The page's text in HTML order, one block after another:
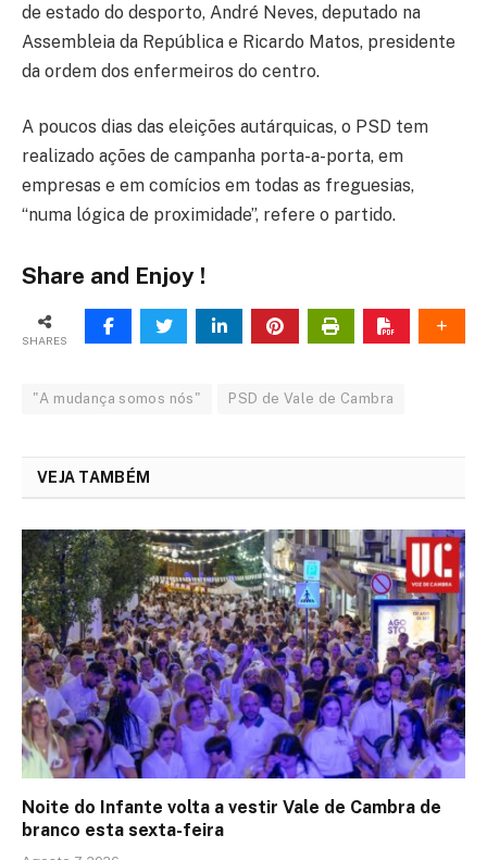
de estado do desporto, André Neves, deputado na
Assembleia da República e Ricardo Matos, presidente
da ordem dos enfermeiros do centro.
A poucos dias das eleições autárquicas, o PSD tem
realizado ações de campanha porta-a-porta, em
empresas e em comícios em todas as freguesias,
“numa lógica de proximidade”, refere o partido.
Share and Enjoy !
SHARES
"A mudança somos nós" PSD de Vale de Cambra
VEJA TAMBÉM
Noite do Infante volta a vestir Vale de Cambra de
branco esta sexta-feira